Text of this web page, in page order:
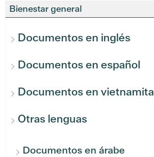
Bienestar general
Documentos en inglés
Documentos en español
Documentos en vietnamita
Otras lenguas
Documentos en árabe